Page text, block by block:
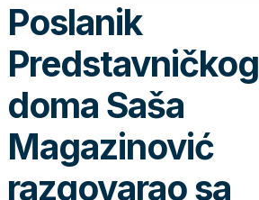
Poslanik
Predstavničkog
doma Saša
Magazinović
razgovarao sa